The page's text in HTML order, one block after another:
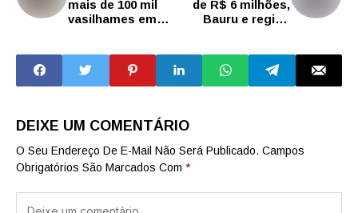
mais de 100 mil
vasilhames em
de R$ 6 milhões,
Bauru e região
Militar – Agência
SP
DEIXE UM COMENTÁRIO
O Seu Endereço De E-Mail Não Será Publicado. Campos
Obrigatórios São Marcados Com *